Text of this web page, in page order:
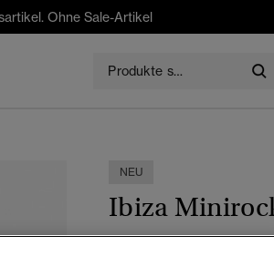
Ohne Sale-Artikel
NEU
Ibiza